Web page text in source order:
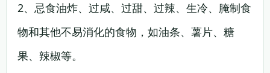
2、忌食油炸、过咸、过甜、过辣、生冷、腌制食
物和其他不易消化的食物，如油条、薯片、糖
果、辣椒等。